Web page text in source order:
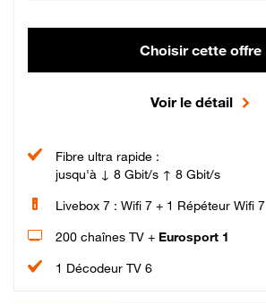
Choisir cette offre
Voir le détail
Fibre ultra rapide :
jusqu'à ↓ 8 Gbit/s ↑ 8 Gbit/s
Livebox 7 : Wifi 7 + 1 Répéteur Wifi 7
200 chaînes TV + Eurosport 1
1 Décodeur TV 6